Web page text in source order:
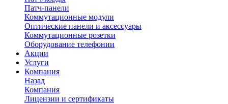
Патч-панели
Коммутационные модули
Оптические панели и аксессуары
Коммутационные розетки
Оборудование телефонии
Акции
Услуги
Компания
Назад
Компания
Лицензии и сертификаты